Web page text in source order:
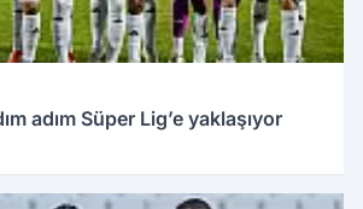
adım Süper Lig’e yaklaşıyor